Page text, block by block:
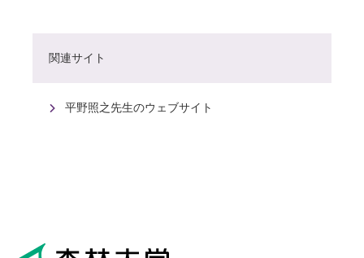
関連サイト
平野照之先生のウェブサイト